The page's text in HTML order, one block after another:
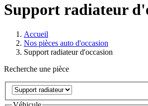
Support radiateur
Accueil
Nos pièces auto d'occasion
Support radiateur d'occasion
Recherche une pièce